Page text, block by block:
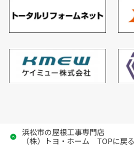
浜松市の屋根工事専門店
（株）トヨ・ホーム TOPに戻る